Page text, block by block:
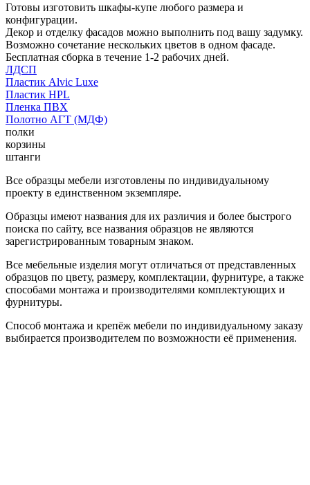
Готовы изготовить шкафы-купе любого размера и
конфигурации.
Декор и отделку фасадов можно выполнить под вашу задумку.
Возможно сочетание нескольких цветов в одном фасаде.
Бесплатная сборка в течение 1-2 рабочих дней.
ЛДСП
Пластик Alvic Luxe
Пластик HPL
Пленка ПВХ
Полотно АГТ (МДФ)
полки
корзины
штанги
Все образцы мебели изготовлены по индивидуальному
проекту в единственном экземпляре.
Образцы имеют названия для их различия и более быстрого
поиска по сайту, все названия образцов не являются
зарегистрированным товарным знаком.
Все мебельные изделия могут отличаться от представленных
образцов по цвету, размеру, комплектации, фурнитуре, а также
способами монтажа и производителями комплектующих и
фурнитуры.
Способ монтажа и крепёж мебели по индивидуальному заказу
выбирается производителем по возможности её применения.